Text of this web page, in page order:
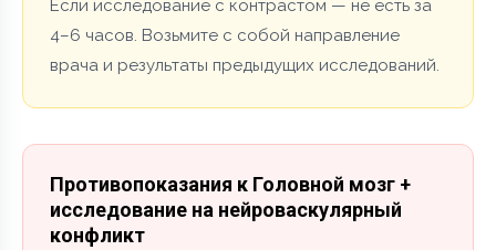
Если исследование с контрастом — не есть за
4–6 часов. Возьмите с собой направление
врача и результаты предыдущих исследований.
Противопоказания к Головной мозг +
исследование на нейроваскулярный
конфликт